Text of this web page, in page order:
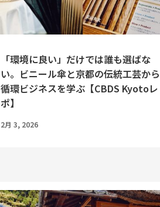
「環境に良い」だけでは誰も選ばな
い。ビニール傘と京都の伝統工芸から
循環ビジネスを学ぶ【CBDS Kyotoレ
ポ】
2月 3, 2026